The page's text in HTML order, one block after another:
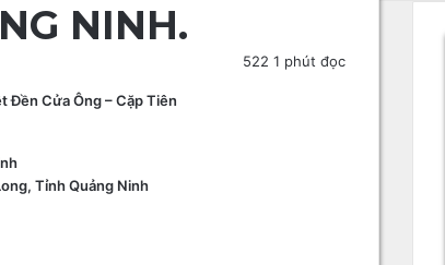
NINH.
522 1 phút đọc
Đền Cửa Ông – Cặp Tiên
Tỉnh Quảng Ninh